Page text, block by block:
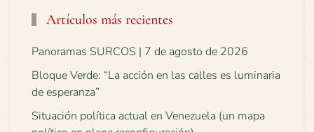
Artículos más recientes
Panoramas SURCOS | 7 de agosto de 2026
Bloque Verde: “La acción en las calles es luminaria
de esperanza”
Situación política actual en Venezuela (un mapa